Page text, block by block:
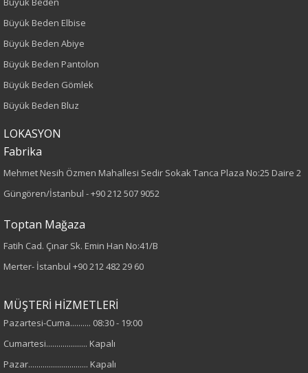
Boy
Kumaş Tipi
Dokuma
Desen
Kumaş
%100 Polyester
Kol Tipi
Büyük Beden Elbise
Büyük Beden Abiye
Büyük Beden Pantolon
Büyük Beden Gömlek
Büyük Beden Bluz
LOKASYON
Fabrika
Mehmet Nesih Özmen Mahallesi Sedir Sokak Tanca Plaza No:25 Daire 2
Güngören/İstanbul -+90 212 507 9052
Toptan Mağaza
Fatih Cad. Çınar Sk. Emin Han No:41/B
Merter- İstanbul +90 212 482 29 60
MÜŞTERİ HİZMETLERİ
Pazartesi-Cuma.......... 08:30 - 19:00
Cumartesi.................... Kapalı
Pazar............................. Kapalı